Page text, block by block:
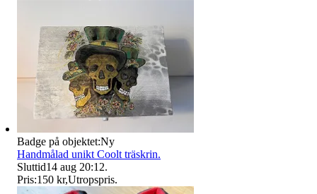
Badge på objektet:Ny
Handmålad unikt Coolt träskrin.
Sluttid14 aug 20:12.
Pris:150 kr,Utropspris.